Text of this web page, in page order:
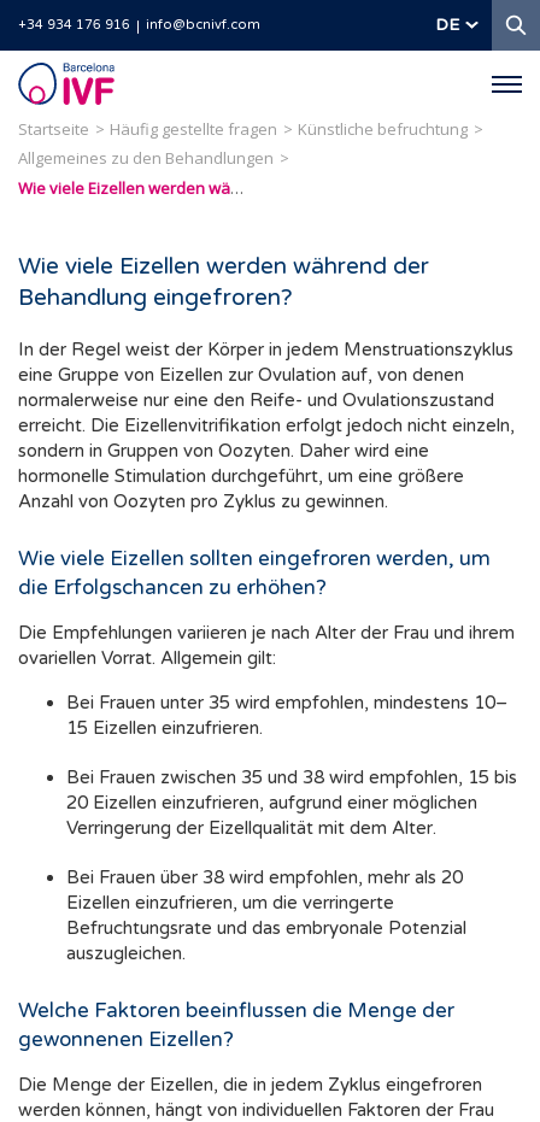
+34 934 176 916 info@bcnivf.com DE
Barcelona
IVF
Startseite Häufig gestellte fragen
Künstliche befruchtung
Allgemeines zu den Behandlungen
Wie viele Eizellen werden während der Behandlung eingefroren?
Wie viele Eizellen werden während der
Behandlung eingefroren?
In der Regel weist der Körper in jedem Menstruationszyklus
eine Gruppe von Eizellen zur Ovulation auf, von denen
normalerweise nur eine den Reife- und Ovulationszustand
erreicht. Die Eizellenvitrifikation erfolgt jedoch nicht einzeln,
sondern in Gruppen von Oozyten. Daher wird eine
hormonelle Stimulation durchgeführt, um eine größere
Anzahl von Oozyten pro Zyklus zu gewinnen.
Wie viele Eizellen sollten eingefroren werden, um
die Erfolgschancen zu erhöhen?
Die Empfehlungen variieren je nach Alter der Frau und ihrem
ovariellen Vorrat. Allgemein gilt:
Bei Frauen unter 35 wird empfohlen, mindestens 10–
15 Eizellen einzufrieren.
Bei Frauen zwischen 35 und 38 wird empfohlen, 15 bis
20 Eizellen einzufrieren, aufgrund einer möglichen
Verringerung der Eizellqualität mit dem Alter.
Bei Frauen über 38 wird empfohlen, mehr als 20
Eizellen einzufrieren, um die verringerte
Befruchtungsrate und das embryonale Potenzial
auszugleichen.
Welche Faktoren beeinflussen die Menge der
gewonnenen Eizellen?
Die Menge der Eizellen, die in jedem Zyklus eingefroren
werden können, hängt von individuellen Faktoren der Frau